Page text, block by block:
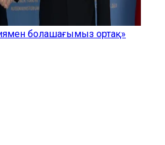
болашағымыз ортақ»